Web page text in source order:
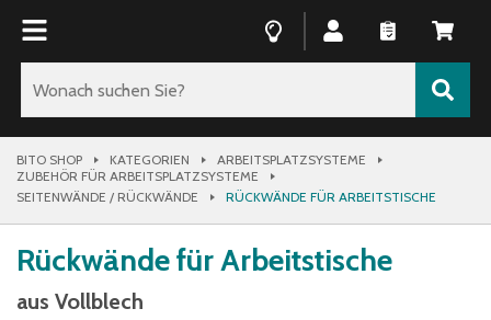
BITO SHOP KATEGORIEN
ARBEITSPLATZSYSTEME
ZUBEHÖR FÜR ARBEITSPLATZSYSTEME
SEITENWÄNDE / RÜCKWÄNDE
RÜCKWÄNDE FÜR ARBEITSTISCHE
Rückwände für Arbeitstische
aus Vollblech